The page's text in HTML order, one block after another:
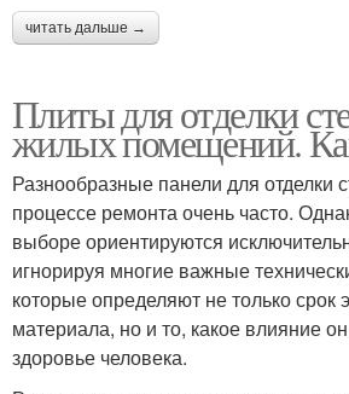
читать дальше →
Плиты для отделки
жилых помещений.
Разнообразные панели для отделки
процессе ремонта очень часто.
выборе ориентируются
игнорируя многие важные
которые определяют не только срок
материала, но и то, какое влияние
здоровье человека.